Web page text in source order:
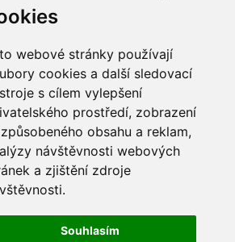
webové stránky používají
cookies a další sledovací
s cílem vylepšení
prostředí, zobrazení
obsahu a reklam,
návštěvnosti webových
a zjištění zdroje
Souhlasím
Žamberk
564 01
Tepelné hospodářství